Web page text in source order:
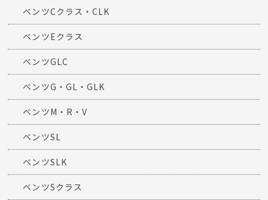
ベンツCクラス・CLK
ベンツEクラス
ベンツGLC
ベンツG・GL・GLK
ベンツM・R・V
ベンツSL
ベンツSLK
ベンツSクラス